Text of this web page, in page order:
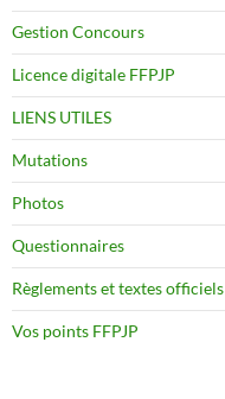
Gestion Concours
Licence digitale FFPJP
LIENS UTILES
Mutations
Photos
Questionnaires
Règlements et textes officiels
Vos points FFPJP